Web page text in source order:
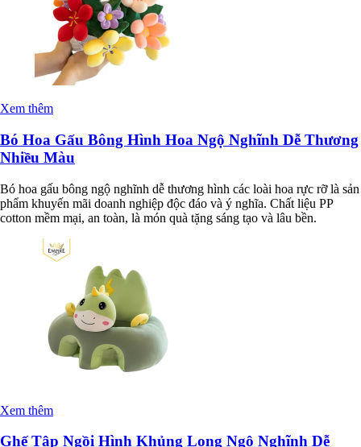
Xem thêm
Bó Hoa Gấu Bông Hình Hoa Ngộ Nghĩnh Dễ Thương
Nhiều Màu
Bó hoa gấu bông ngộ nghĩnh dễ thương hình các loài hoa rực rỡ là sản
phẩm khuyến mãi doanh nghiệp độc đáo và ý nghĩa. Chất liệu PP
cotton mềm mại, an toàn, là món quà tặng sáng tạo và lâu bền.
Xem thêm
Ghế Tập Ngồi Hình Khủng Long Ngộ Nghĩnh Dễ